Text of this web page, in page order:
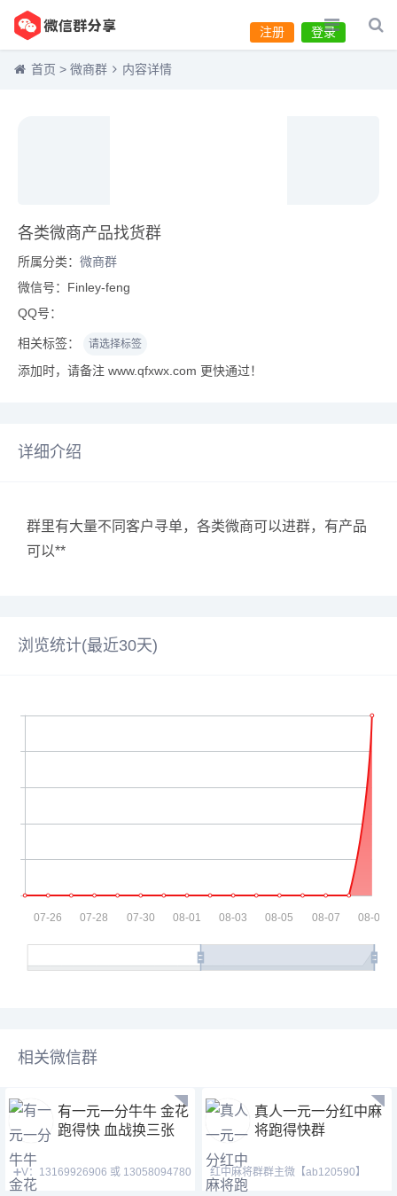
登录
注册
首页 > 微商群 内容详情
各类微商产品找货群
所属分类： 微商群
微信号：Finley-feng
QQ号：
相关标签： 请选择标签
添加时，请备注 www.qfxwx.com 更快通过！
详细介绍
群里有大量不同客户寻单，各类微商可以进群，有产品
可以**
浏览统计(最近30天)
相关微信群
有一元一分牛牛 金花
跑得快 血战换三张
➕V：13169926906 或 13058094780
QQ:3122617673 玩
真人一元一分红中麻
将跑得快群
红中麻将群群主微【ab120590】
【mj120590】【tj525555